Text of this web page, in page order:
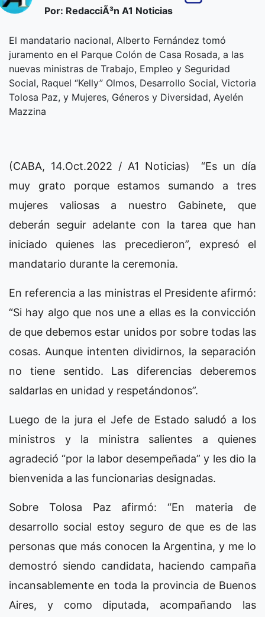
Por: RedacciÃ³n A1 Noticias
El mandatario nacional, Alberto Fernández tomó
juramento en el Parque Colón de Casa Rosada, a las
nuevas ministras de Trabajo, Empleo y Seguridad
Social, Raquel “Kelly” Olmos, Desarrollo Social, Victoria
Tolosa Paz, y Mujeres, Géneros y Diversidad, Ayelén
Mazzina
(CABA, 14.Oct.2022 / A1 Noticias) “Es un día
muy grato porque estamos sumando a tres
mujeres valiosas a nuestro Gabinete, que
deberán seguir adelante con la tarea que han
iniciado quienes las precedieron”, expresó el
mandatario durante la ceremonia.
En referencia a las ministras el Presidente afirmó:
“Si hay algo que nos une a ellas es la convicción
de que debemos estar unidos por sobre todas las
cosas. Aunque intenten dividirnos, la separación
no tiene sentido. Las diferencias deberemos
saldarlas en unidad y respetándonos”.
Luego de la jura el Jefe de Estado saludó a los
ministros y la ministra salientes a quienes
agradeció “por la labor desempeñada” y les dio la
bienvenida a las funcionarias designadas.
Sobre Tolosa Paz afirmó: “En materia de
desarrollo social estoy seguro de que es de las
personas que más conocen la Argentina, y me lo
demostró siendo candidata, haciendo campaña
incansablemente en toda la provincia de Buenos
Aires, y como diputada, acompañando las